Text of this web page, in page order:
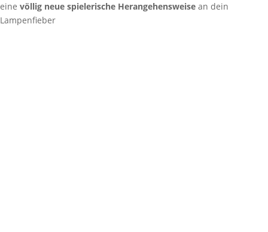
eine völlig neue spielerische Herangehensweise an dein
Lampenfieber